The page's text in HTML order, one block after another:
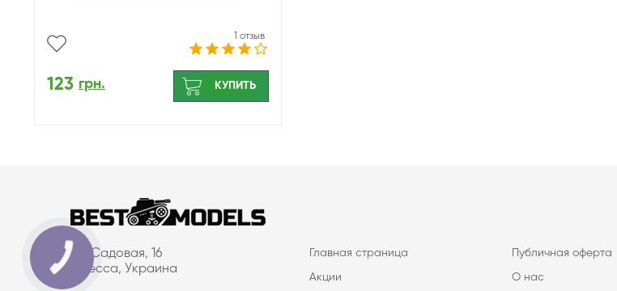
1 отзыв
123 грн. КУПИТЬ
ул. Садовая, 16
Одесса, Украина
Главная страница Публичная оферта
Акции О нас